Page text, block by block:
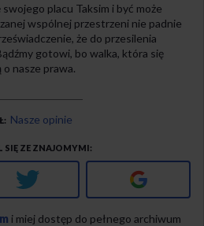
placu Taksim i być może
wspólnej przestrzeni nie padnie
że do przesilenia
gotowi, bo walka, która się
nasze prawa.
Nasze opinie
SIĘ ZE ZNAJOMYMI
Twitter Google+
i miej dostęp do pełnego archiwum